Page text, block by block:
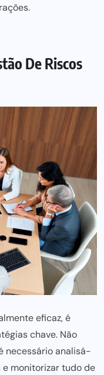
De Riscos
eficaz, é
chave. Não
necessário analisá-
e monitorizar tudo de